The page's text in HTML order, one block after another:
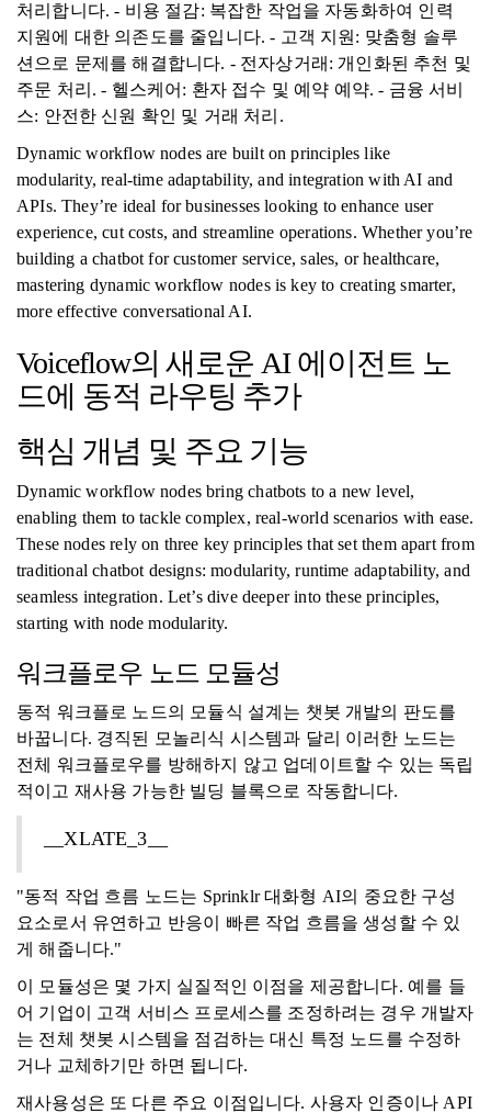
처리합니다. - 비용 절감: 복잡한 작업을 자동화하여 인력
지원에 대한 의존도를 줄입니다. - 고객 지원: 맞춤형 솔루
션으로 문제를 해결합니다. - 전자상거래: 개인화된 추천 및
주문 처리. - 헬스케어: 환자 접수 및 예약 예약. - 금융 서비
스: 안전한 신원 확인 및 거래 처리.
Dynamic workflow nodes are built on principles like
modularity, real-time adaptability, and integration with AI and
APIs. They’re ideal for businesses looking to enhance user
experience, cut costs, and streamline operations. Whether you’re
building a chatbot for customer service, sales, or healthcare,
mastering dynamic workflow nodes is key to creating smarter,
more effective conversational AI.
Voiceflow의 새로운 AI 에이전트 노
드에 동적 라우팅 추가
핵심 개념 및 주요 기능
Dynamic workflow nodes bring chatbots to a new level,
enabling them to tackle complex, real-world scenarios with ease.
These nodes rely on three key principles that set them apart from
traditional chatbot designs: modularity, runtime adaptability, and
seamless integration. Let’s dive deeper into these principles,
starting with node modularity.
워크플로우 노드 모듈성
동적 워크플로 노드의 모듈식 설계는 챗봇 개발의 판도를
바꿉니다. 경직된 모놀리식 시스템과 달리 이러한 노드는
전체 워크플로우를 방해하지 않고 업데이트할 수 있는 독립
적이고 재사용 가능한 빌딩 블록으로 작동합니다.
__XLATE_3__
"동적 작업 흐름 노드는 Sprinklr 대화형 AI의 중요한 구성
요소로서 유연하고 반응이 빠른 작업 흐름을 생성할 수 있
게 해줍니다."
이 모듈성은 몇 가지 실질적인 이점을 제공합니다. 예를 들
어 기업이 고객 서비스 프로세스를 조정하려는 경우 개발자
는 전체 챗봇 시스템을 점검하는 대신 특정 노드를 수정하
거나 교체하기만 하면 됩니다.
재사용성은 또 다른 주요 이점입니다. 사용자 인증이나 API